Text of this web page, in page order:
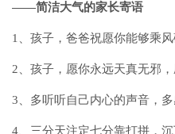
——简洁大气的家长寄语
1、孩子，爸爸祝愿你能够乘
2、孩子，愿你永远天真无邪
3、多听听自己内心的声音，
4、三分天注定七分靠打拼，